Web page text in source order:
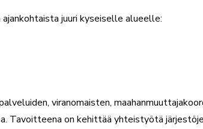
juuri kyseiselle alueelle:
viranomaisten,
Tavoitteena on kehittää yhteistyötä